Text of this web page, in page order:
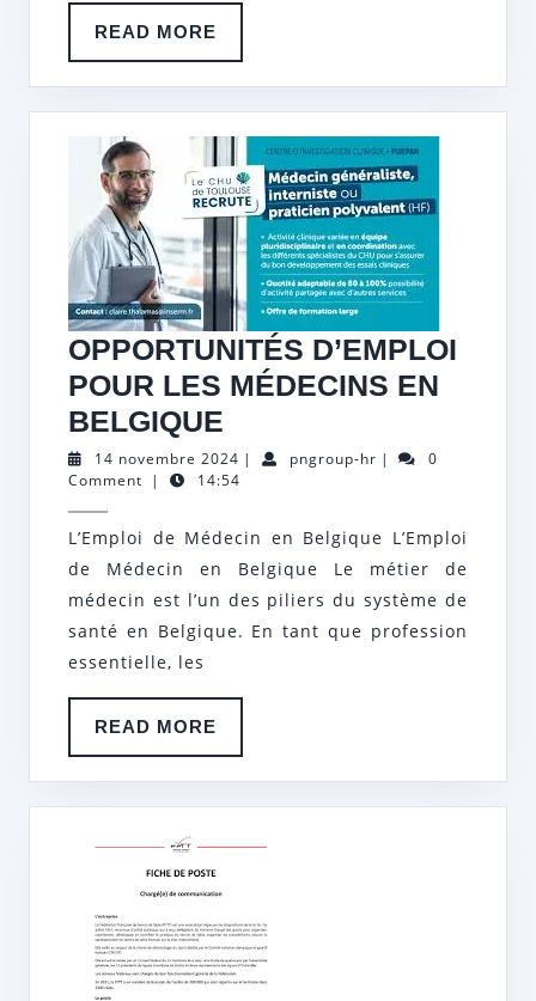
READ MORE
MORE
OPPORTUNITÉS D’EMPLOI
POUR LES MÉDECINS EN
BELGIQUE
D’EMPLOI
POUR
LES
MÉDECINS
EN
BELGIQUE
14 novembre 2024 14
novembre
| pngroup-hrpngroup-
|
0
Comment | 14:54
L’Emploi de Médecin en Belgique L’Emploi
de Médecin en Belgique Le métier de
médecin est l’un des piliers du système de
santé en Belgique. En tant que profession
essentielle, les
READ MORE
MORE